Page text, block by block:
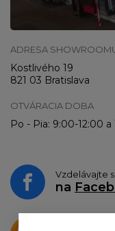
ADRESA
Kostlivého 19
821 03 Bratislava
OTVÁRACIA DOBA
Po - Pia: 9:00-12:00 a
Vzdelávajte
na